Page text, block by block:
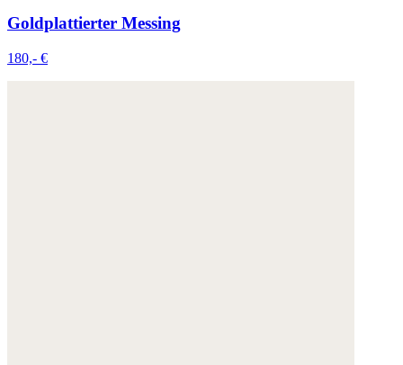
Goldplattierter Messing
180,- €